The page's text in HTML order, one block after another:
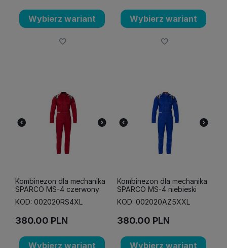
Wybierz wariant Wybierz wariant
Kombinezon dla mechanika
SPARCO MS-4 czerwony
KOD: 002020RS4XL
380.00 PLN
Wybierz wariant
Kombinezon dla mechanika
SPARCO MS-4 niebieski
KOD: 002020AZ5XXL
380.00 PLN
Wybierz wariant